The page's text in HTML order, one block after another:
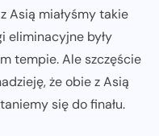
Asią miałyśmy takie
eliminacyjne były
tempie. Ale szczęście
że obie z Asią
się do finału.